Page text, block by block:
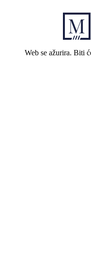
Web se ažurira. Biti